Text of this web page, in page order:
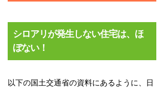
シロアリが発生しない住宅は、ほ
ぼない！
以下の国土交通省の資料にあるように、日